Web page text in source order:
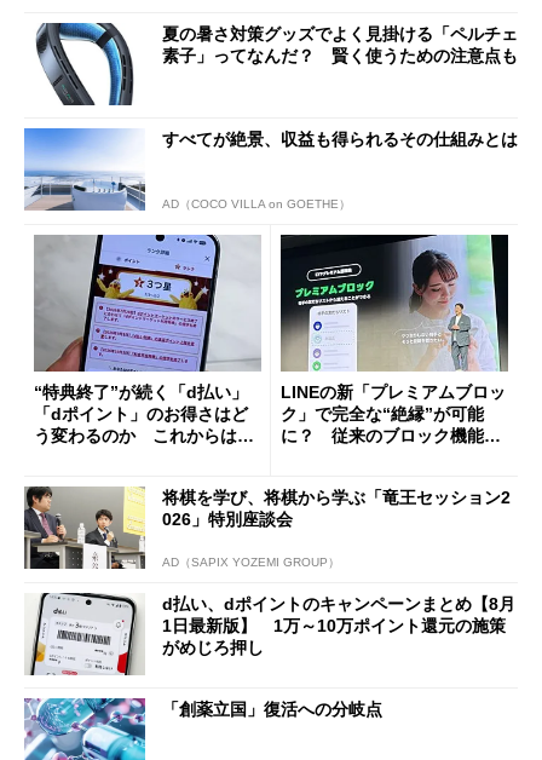
夏の暑さ対策グッズでよく見掛ける「ペルチェ
素子」ってなんだ？ 賢く使うための注意点も
すべてが絶景、収益も得られるその仕組みとは
AD（COCO VILLA on GOETHE）
“特典終了”が続く「d払い」
「dポイント」のお得さはど
う変わるのか これからは
LINEの新「プレミアムブロッ
ク」で完全な“絶縁”が可能
に？ 従来のブロック機能と
将棋を学び、将棋から学ぶ「竜王セッション2
026」特別座談会
AD（SAPIX YOZEMI GROUP）
d払い、dポイントのキャンペーンまとめ【8月
1日最新版】 1万～10万ポイント還元の施策
がめじろ押し
「創薬立国」復活への分岐点